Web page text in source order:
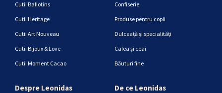
Cutii Ballotins
Cutii Heritage
Cutii Art Nouveau
Cutii Bijoux & Love
Cutii Moment Cacao
Confiserie
Produse pentru copii
Dulceață și specialități
Cafea și ceai
Băuturi fine
Despre Leonidas De ce Leonidas